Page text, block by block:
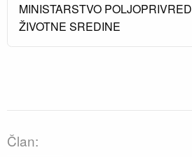
MINISTARSTVO
ŽIVOTNE SREDINE
Član: